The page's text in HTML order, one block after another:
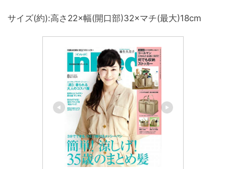
サイズ(約):高さ22×幅(開口部)32×マチ(最大)18cm